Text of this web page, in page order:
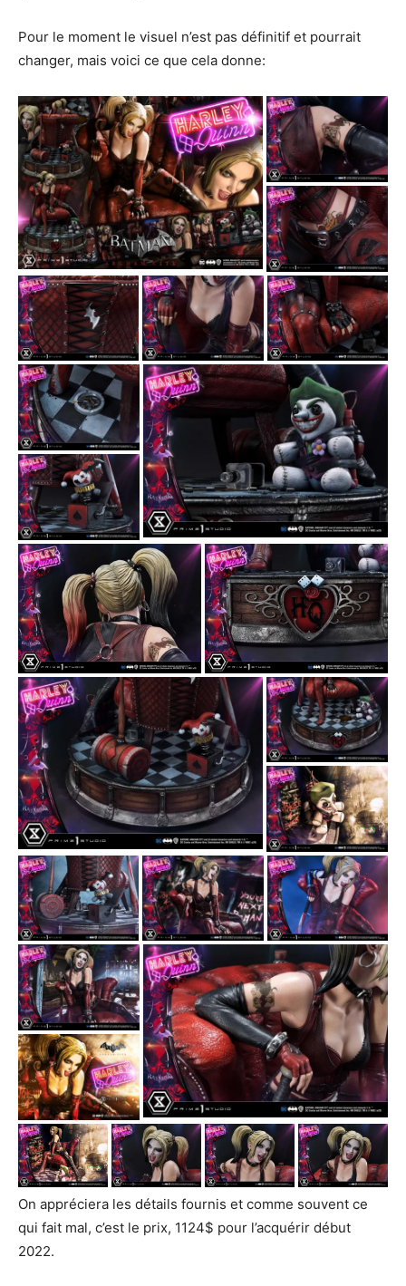
Pour le moment le visuel n’est pas définitif et pourrait
changer, mais voici ce que cela donne:
On appréciera les détails fournis et comme souvent ce
qui fait mal, c’est le prix, 1124$ pour l’acquérir début
2022.